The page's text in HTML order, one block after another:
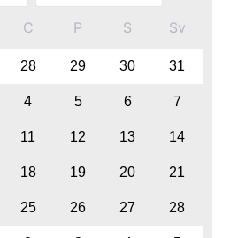
C P S Sv
28 29 30 31
4 5 6 7
11 12 13 14
18 19 20 21
25 26 27 28